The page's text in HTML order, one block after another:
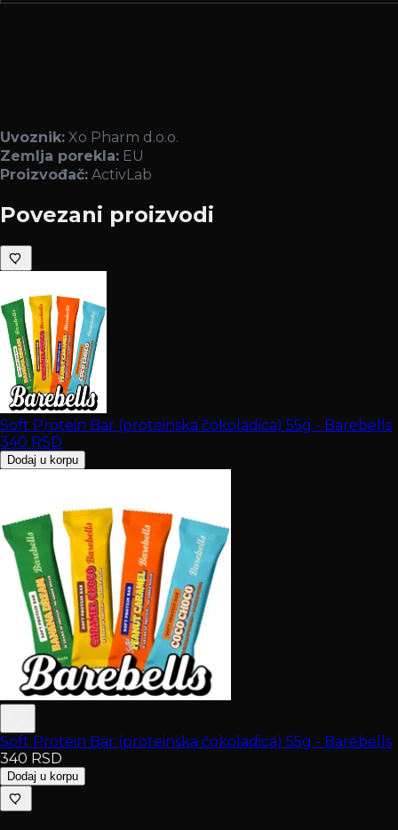
Uvoznik: Xo Pharm d.o.o.
Zemlja porekla: EU
Proizvođač: ActivLab
Povezani proizvodi
Soft Protein Bar (proteinska čokoladica) 55g - Barebells
340 RSD
Dodaj u korpu
Soft Protein Bar (proteinska čokoladica) 55g - Barebells
340 RSD
Dodaj u korpu